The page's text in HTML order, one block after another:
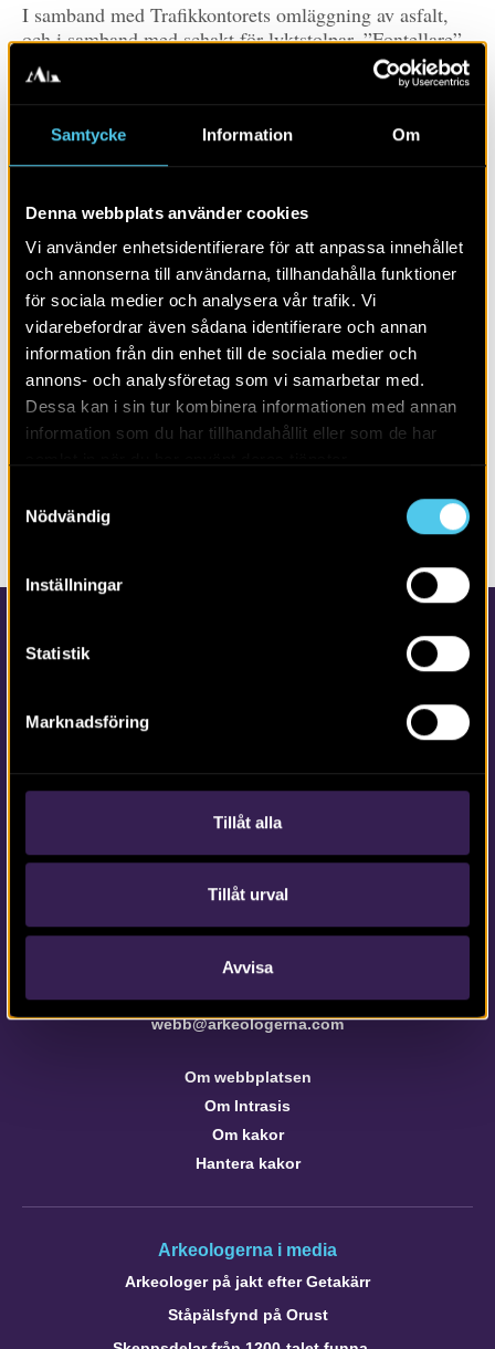
Samtycke Information Om
Denna webbplats använder cookies
Vi använder enhetsidentifierare för att anpassa innehållet
och annonserna till användarna, tillhandahålla funktioner
för sociala medier och analysera vår trafik. Vi
vidarebefordrar även sådana identifierare och annan
information från din enhet till de sociala medier och
annons- och analysföretag som vi samarbetar med.
Dessa kan i sin tur kombinera informationen med annan
information som du har tillhandahållit eller som de har
Nödvändig
Inställningar
Statistik
Marknadsföring
Tillåt alla
Tillåt urval
Avvisa
I samband med Trafikkontorets omläggning av asfalt,
och i samband med schakt för lyktstolpar, ”Fontellare”
och brunnar utmed Skånegatan 1–5 i Göteborg,
genomfördes en förundersökning i form av en
antikvarisk kontroll inom Garnisonskyrkogården
Göteborg 436. Inga gravar berördes av ingreppen.
Däremot kunde det konstateras att kyrkogården
PUBLIKATION RAPPORTER VÄSTERGÖTLAND
GARNISONSKYRKOGÅRDEN GÖTEBORG
HISTORISK TID
KYRKOGÅRD
NYARE TID SKELETT VÄSTERGÖTLAND
Kontakta Arkeologerna
Kontaktinformation till medarbetare och kontor
webb@arkeologerna.com
Om webbplatsen
Om Intrasis
Om kakor
Hantera kakor
Arkeologerna i media
Arkeologer på jakt efter Getakärr
Ståpälsfynd på Orust